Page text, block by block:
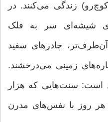
زندگی می‌کنند. در
شیشه‌ای سر به فلک
۳۰۰ کیلومتر آن‌طرف‌تر، چادرهای سفید
زمینی می‌درخشند.
است: سنت‌هایی که هزار
روز با نفس‌های مدرن